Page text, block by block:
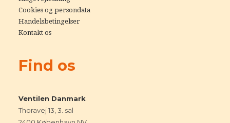
Cookies og persondata
Handelsbetingelser
Kontakt os
Find os
Ventilen Danmark
Thoravej 13, 3. sal